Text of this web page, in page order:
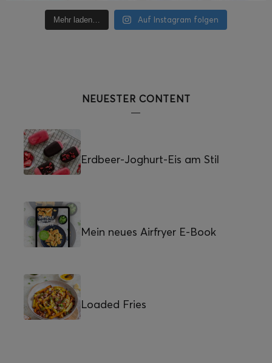
Mehr laden… Auf Instagram folgen
NEUESTER CONTENT
Erdbeer-Joghurt-Eis am Stil
Mein neues Airfryer E-Book
Loaded Fries